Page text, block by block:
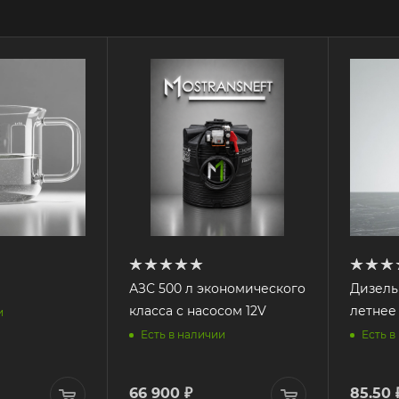
АЗС 500 л экономического
класса с насосом 12V
Есть в наличии
66 900₽
летнее
Есть
85.50